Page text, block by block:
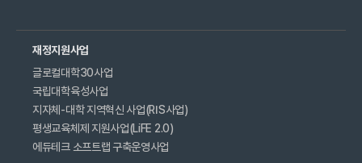
재정지원사업
글로컬대학30사업
국립대학육성사업
지자체-대학 지역혁신 사업(RIS사업)
평생교육체제 지원사업(LiFE 2.0)
에듀테크 소프트랩 구축운영사업